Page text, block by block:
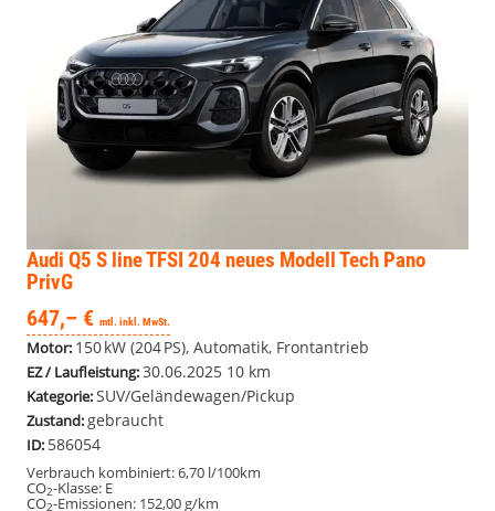
Audi Q5 S line TFSI 204 neues Modell Tech Pano
PrivG
647,– € mtl. inkl. MwSt.
Motor: 150 kW (204 PS), Automatik, Frontantrieb
EZ / Laufleistung:30.06.2025 10 km
Kategorie:SUV/Geländewagen/Pickup
Zustand: gebraucht
ID: 586054
Verbrauch kombiniert:6,70 l/100km
CO2-Klasse: E
CO2-Emissionen: 152,00 g/km